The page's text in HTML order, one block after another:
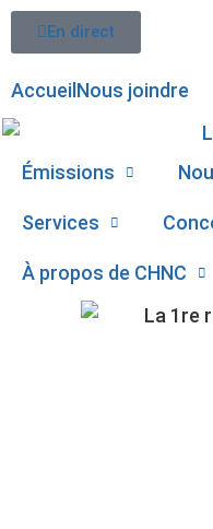
En direct
Accueil Nous joindre
Émissions
Services
À propos de CHNC